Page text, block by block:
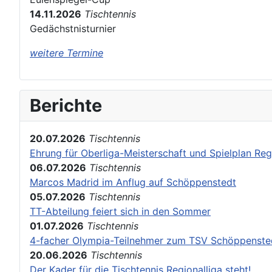
14.11.2026 Tischtennis
Gedächstnisturnier
weitere Termine
Berichte
20.07.2026 Tischtennis
Ehrung für Oberliga-Meisterschaft und Spielplan
06.07.2026 Tischtennis
Marcos Madrid im Anflug auf Schöppenstedt
05.07.2026 Tischtennis
TT-Abteilung feiert sich in den Sommer
01.07.2026 Tischtennis
4-facher Olympia-Teilnehmer zum TSV
20.06.2026 Tischtennis
Der Kader für die Tischtennis Regionalliga steht!